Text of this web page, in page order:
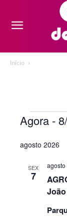
Início
Agora -
a
agosto 2026
SEX
7
agosto